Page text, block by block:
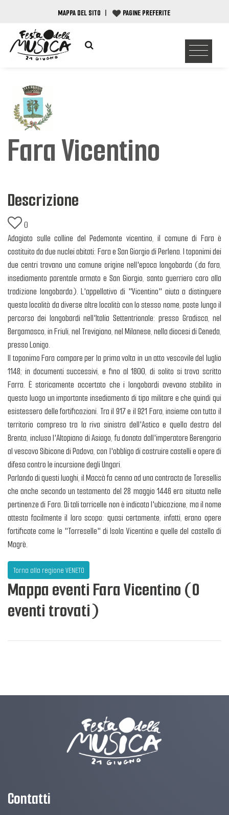
MAPPA DEL SITO | PAGINE PREFERITE
Fara Vicentino
Descrizione
0
Adagiato sulle colline del Pedemonte vicentino, il comune di Fara è
costituito da due nuclei abitati: Fara e San Giorgio di Perlena. I toponimi dei
due centri trovano una comune origine nell'epoca longobarda (da fara,
insediamento parentale armato e San Giorgio, santo guerriero caro alla
tradizione longobarda). L'appellativo di "Vicentino" aiuta a distinguere
questa località da diverse altre località con lo stesso nome, poste lungo il
percorso dei longobardi nell'Italia Settentrionale: presso Gradisca, nel
Bergamasco, in Friuli, nel Trevigiano, nel Milanese, nella diocesi di Ceneda,
presso Lonigo.
Il toponimo Fara compare per la prima volta in un atto vescovile del luglio
1148; in documenti successivi, e fino al 1800, di solito si trova scritto
Farra. È storicamente accertato che i longobardi avevano stabilito in
questo luogo un importante insediamento di tipo militare e che quindi qui
esistessero delle fortificazioni. Tra il 917 e il 921 Fara, insieme con tutto il
territorio compreso tra la riva sinistra dell'Astico e quella destra del
Brenta, incluso l'Altopiano di Asiago, fu donata dall'imperatore Berengario
al vescovo Sibicone di Padova, con l'obbligo di costruire castelli e opere di
difesa contro le incursione degli Ungari.
Parlando di questi luoghi, il Maccà fa cenno ad una contracta de Toresellis
che anche secondo un testamento del 28 maggio 1446 era situata nelle
pertinenze di Fara. Di tali torricelle non è indicata l'ubicazione, ma il nome
attesta facilmente il loro scopo: quasi certamente, infatti, erano opere
fortificate come le "Torreselle" di Isola Vicentina e quelle del castello di
Magrè.
Torna alla regione VENETO
Mappa eventi Fara Vicentino (0
eventi trovati)
Contatti